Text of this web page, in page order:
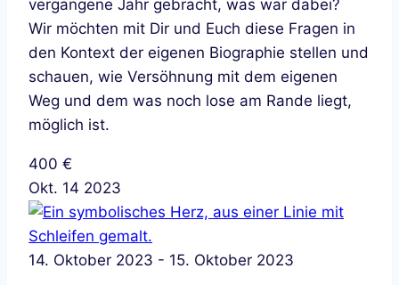
vergangene Jahr gebracht, was war dabei?
Wir möchten mit Dir und Euch diese Fragen in
den Kontext der eigenen Biographie stellen und
schauen, wie Versöhnung mit dem eigenen
Weg und dem was noch lose am Rande liegt,
möglich ist.
400 €
Okt. 14 2023
14. Oktober 2023 - 15. Oktober 2023